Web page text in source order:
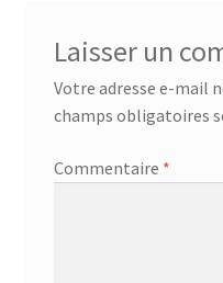
Laisser un
Votre adresse e-mail
champs obligatoires
Commentaire *